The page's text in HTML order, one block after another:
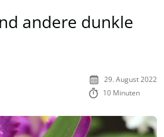
andere dunkle
29. August 2022
10 Minuten